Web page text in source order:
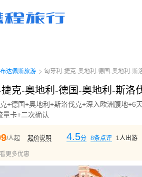
布达佩斯旅游 匈牙利-捷克-奥地利-德国-奥地利-斯
克-奥地利-德国-奥地利-斯洛
+德国+奥地利+斯洛伐克+深入欧洲腹地+6
量卡+二次确认
/人起 起价说明 4.5分 8条点评 1人出游
更多优惠